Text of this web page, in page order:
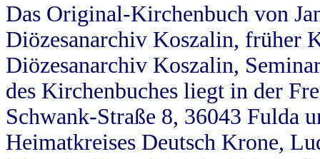
Das Original-Kirchenbuch von
Diözesanarchiv Koszalin, früher
Diözesanarchiv Koszalin,
des Kirchenbuches liegt in der
Schwank-Straße 8, 36043 Fulda
Heimatkreises Deutsch Krone,